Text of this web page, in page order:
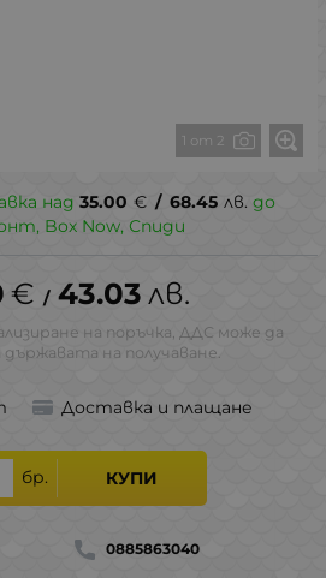
1 от 2
над 35.00 € / 68.45 лв. до
Box Now, Спиди
€ / 43.03 лв.
на поръчка, ДДС може да
на получаване.
Доставка и плащане
бр. КУПИ
0885863040